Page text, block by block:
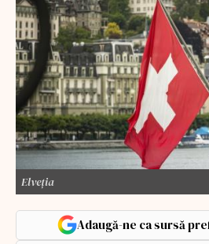
Elveția
Adaugă-ne ca sursă